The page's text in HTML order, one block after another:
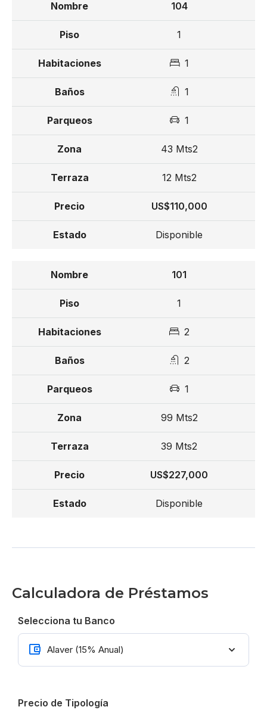
104
1
1
1
1
43 Mts2
12 Mts2
US$110,000
Disponible
101
1
2
2
1
99 Mts2
39 Mts2
US$227,000
Disponible
Calculadora de Préstamos
Selecciona tu Banco
Precio de Tipología